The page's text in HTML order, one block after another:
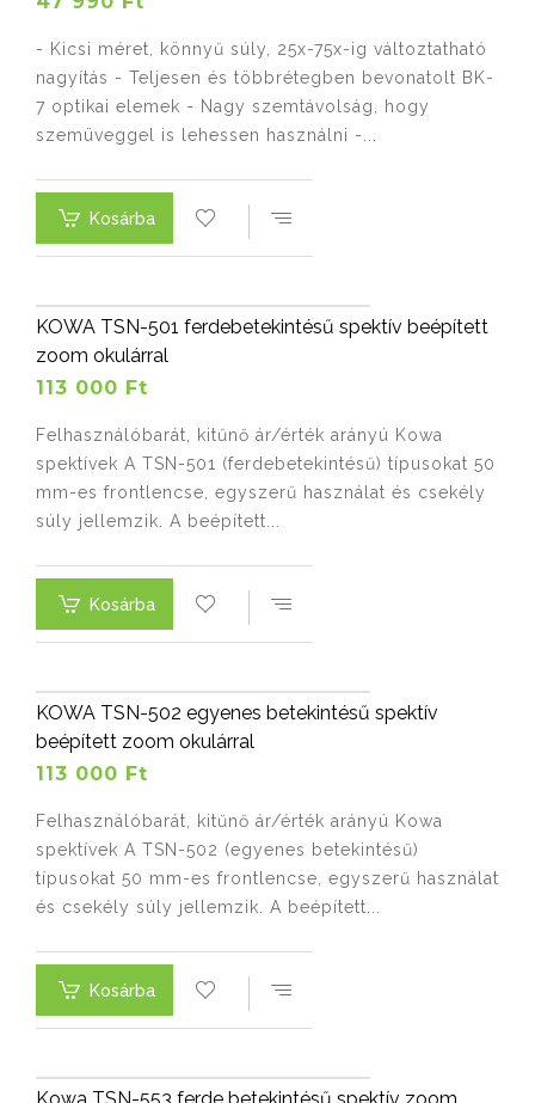
- Kicsi méret, könnyű súly, 25x-75x-ig változtatható
nagyítás - Teljesen és többrétegben bevonatolt BK-
7 optikai elemek - Nagy szemtávolság, hogy
szemüveggel is lehessen használni -...
Kosárba
KOWA TSN-501 ferdebetekintésű spektív beépített
zoom okulárral
113 000 Ft
Felhasználóbarát, kitűnő ár/érték arányú Kowa
spektívek A TSN-501 (ferdebetekintésű) típusokat 50
mm-es frontlencse, egyszerű használat és csekély
súly jellemzik. A beépített...
Kosárba
KOWA TSN-502 egyenes betekintésű spektív
beépített zoom okulárral
113 000 Ft
Felhasználóbarát, kitűnő ár/érték arányú Kowa
spektívek A TSN-502 (egyenes betekintésű)
típusokat 50 mm-es frontlencse, egyszerű használat
és csekély súly jellemzik. A beépített...
Kosárba